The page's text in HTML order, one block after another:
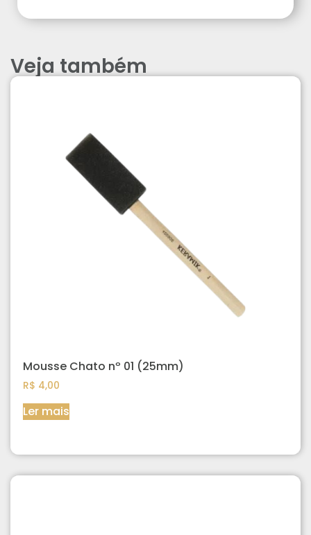
Veja também
Mousse Chato nº 01 (25mm)
R$ 4,00
Ler mais